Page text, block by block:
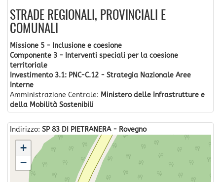
STRADE REGIONALI, PROVINCIALI E
COMUNALI
Missione 5 - Inclusione e coesione
Componente 3 - Interventi speciali per la coesione
territoriale
Investimento 3.1: PNC-C.12 - Strategia Nazionale Aree
Interne
Amministrazione Centrale: Ministero delle Infrastrutture e
della Mobilità Sostenibili
Indirizzo: SP 83 DI PIETRANERA - Rovegno
+
−